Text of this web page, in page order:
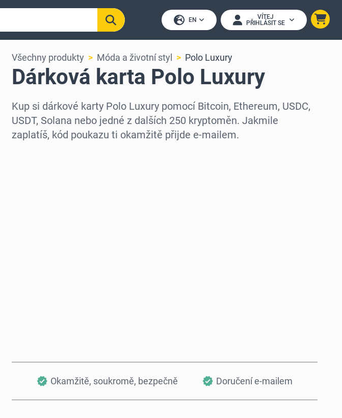
EN
VÍTEJ
PŘIHLÁSIT SE
Všechny produkty Móda a životní styl Polo Luxury
Dárková karta Polo Luxury
Kup si dárkové karty Polo Luxury pomocí Bitcoin, Ethereum, USDC,
USDT, Solana nebo jedné z dalších 250 kryptoměn. Jakmile
zaplatíš, kód poukazu ti okamžitě přijde e-mailem.
Okamžitě, soukromě, bezpečně Doručení e-mailem